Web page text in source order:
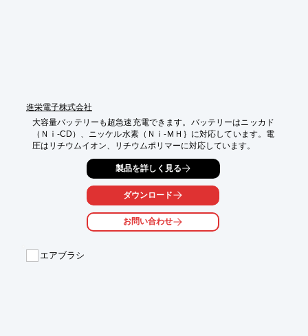
進栄電子株式会社
大容量バッテリーも超急速充電できます。バッテリーはニッカド
（Ｎｉ-CD）、ニッケル水素（Ｎｉ-ＭＨ｝に対応しています。電
圧はリチウムイオン、リチウムポリマーに対応しています。
製品を詳しく見る
ダウンロード
お問い合わせ
エアブラシ